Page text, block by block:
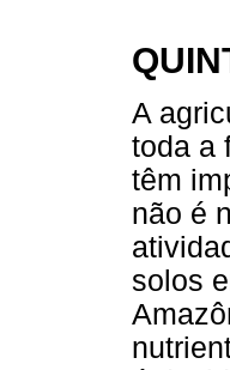
A
toda a
têm
não é
solos